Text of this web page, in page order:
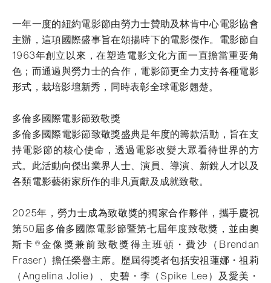
一年一度的紐約電影節由勞力士贊助及林肯中心電影協會
主辦，這項國際盛事旨在頌揚時下的電影傑作。電影節自
1963年創立以來，在塑造電影文化方面一直擔當重要角
色；而通過與勞力士的合作，電影節更全力支持各種電影
形式，栽培影壇新秀，同時表彰全球電影翹楚。
多倫多國際電影節致敬獎
多倫多國際電影節致敬獎盛典是年度的籌款活動，旨在支
持電影節的核心使命，透過電影改變大眾看待世界的方
式。此活動向傑出業界人士、演員、導演、新銳人才以及
各類電影藝術家所作的非凡貢獻及成就致敬。
2025年，勞力士成為致敬獎的獨家合作夥伴，攜手慶祝
第50屆多倫多國際電影節暨第七屆年度致敬獎，並由奧
斯卡®金像獎兼前致敬獎得主班頓・費沙（Brendan
Fraser）擔任榮譽主席。歷屆得獎者包括安祖蓮娜・祖莉
（Angelina Jolie）、史碧・李（Spike Lee）及愛美・